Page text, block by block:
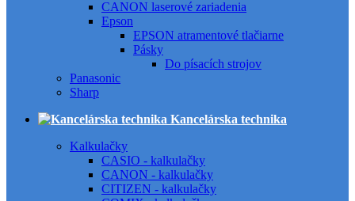
CANON laserové zariadenia
Epson
EPSON atramentové tlačiarne
Pásky
Do písacích strojov
Panasonic
Sharp
Kancelárska technika
Kalkulačky
CASIO - kalkulačky
CANON - kalkulačky
CITIZEN - kalkulačky